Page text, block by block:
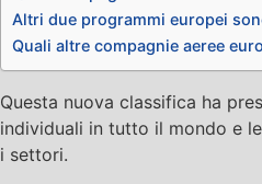
Altri due programmi europei
Quali altre compagnie aeree
Questa nuova classifica ha
individuali in tutto il mondo e
i settori.